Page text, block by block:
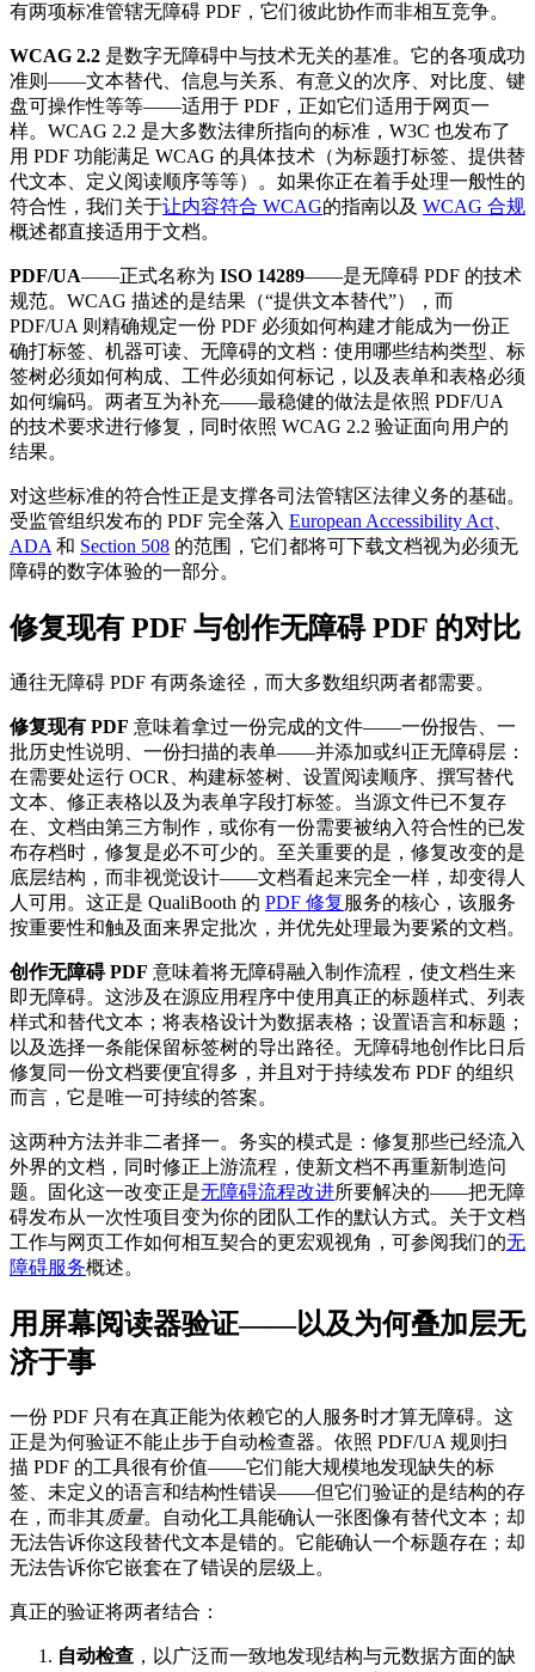
有两项标准管辖无障碍 PDF，它们彼此协作而非相互竞争。
WCAG 2.2 是数字无障碍中与技术无关的基准。它的各项成功
准则——文本替代、信息与关系、有意义的次序、对比度、键
盘可操作性等等——适用于 PDF，正如它们适用于网页一
样。WCAG 2.2 是大多数法律所指向的标准，W3C 也发布了
用 PDF 功能满足 WCAG 的具体技术（为标题打标签、提供替
代文本、定义阅读顺序等等）。如果你正在着手处理一般性的
符合性，我们关于让内容符合 WCAG的指南以及 WCAG 合规
概述都直接适用于文档。
PDF/UA——正式名称为 ISO 14289——是无障碍 PDF 的技术
规范。WCAG 描述的是结果（“提供文本替代”），而
PDF/UA 则精确规定一份 PDF 必须如何构建才能成为一份正
确打标签、机器可读、无障碍的文档：使用哪些结构类型、标
签树必须如何构成、工件必须如何标记，以及表单和表格必须
如何编码。两者互为补充——最稳健的做法是依照 PDF/UA
的技术要求进行修复，同时依照 WCAG 2.2 验证面向用户的
结果。
对这些标准的符合性正是支撑各司法管辖区法律义务的基础。
受监管组织发布的 PDF 完全落入 European Accessibility Act
ADA 和 Section 508 的范围，它们都将可下载文档视为必须无
障碍的数字体验的一部分。
修复现有 PDF 与创作无障碍 PDF 的对比
通往无障碍 PDF 有两条途径，而大多数组织两者都需要。
修复现有 PDF 意味着拿过一份完成的文件——一份报告、一
批历史性说明、一份扫描的表单——并添加或纠正无障碍层：
在需要处运行 OCR、构建标签树、设置阅读顺序、撰写替代
文本、修正表格以及为表单字段打标签。当源文件已不复存
在、文档由第三方制作，或你有一份需要被纳入符合性的已发
布存档时，修复是必不可少的。至关重要的是，修复改变的是
底层结构，而非视觉设计——文档看起来完全一样，却变得人
人可用。这正是 QualiBooth 的 PDF 修复 服务的核心，该服务
按重要性和触及面来界定批次，并优先处理最为要紧的文档。
创作无障碍 PDF 意味着将无障碍融入制作流程，使文档生来
即无障碍。这涉及在源应用程序中使用真正的标题样式、列表
样式和替代文本；将表格设计为数据表格；设置语言和标题；
以及选择一条能保留标签树的导出路径。无障碍地创作比日后
修复同一份文档要便宜得多，并且对于持续发布 PDF 的组织
而言，它是唯一可持续的答案。
这两种方法并非二者择一。务实的模式是：修复那些已经流入
外界的文档，同时修正上游流程，使新文档不再重新制造问
题。固化这一改变正是无障碍流程改进所要解决的——把无障
碍发布从一次性项目变为你的团队工作的默认方式。关于文档
工作与网页工作如何相互契合的更宏观视角，可参阅我们的无
障碍服务概述。
用屏幕阅读器验证——以及为何叠加层无
济于事
一份 PDF 只有在真正能为依赖它的人服务时才算无障碍。这
正是为何验证不能止步于自动检查器。依照 PDF/UA 规则扫
描 PDF 的工具很有价值——它们能大规模地发现缺失的标
签、未定义的语言和结构性错误——但它们验证的是结构的存
在，而非其质量。自动化工具能确认一张图像有替代文本；却
无法告诉你这段替代文本是错的。它能确认一个标题存在；却
无法告诉你它嵌套在了错误的层级上。
真正的验证将两者结合：
自动检查 ，以广泛而一致地发现结构与元数据方面的缺